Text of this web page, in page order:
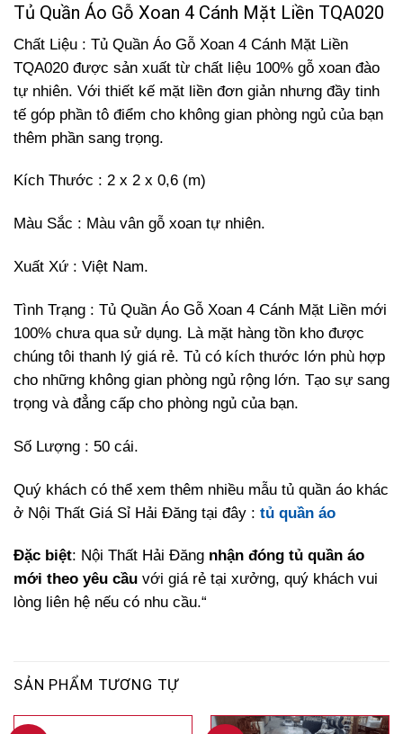
Tủ Quần Áo Gỗ Xoan 4 Cánh Mặt Liền TQA020
Chất Liệu : Tủ Quần Áo Gỗ Xoan 4 Cánh Mặt Liền
TQA020 được sản xuất từ chất liệu 100% gỗ xoan đào
tự nhiên. Với thiết kế mặt liền đơn giản nhưng đầy tinh
tế góp phần tô điểm cho không gian phòng ngủ của bạn
thêm phần sang trọng.
Kích Thước : 2 x 2 x 0,6 (m)
Màu Sắc : Màu vân gỗ xoan tự nhiên.
Xuất Xứ : Việt Nam.
Tình Trạng : Tủ Quần Áo Gỗ Xoan 4 Cánh Mặt Liền mới
100% chưa qua sử dụng. Là mặt hàng tồn kho được
chúng tôi thanh lý giá rẻ. Tủ có kích thước lớn phù hợp
cho những không gian phòng ngủ rộng lớn. Tạo sự sang
trọng và đẳng cấp cho phòng ngủ của bạn.
Số Lượng : 50 cái.
Quý khách có thể xem thêm nhiều mẫu tủ quần áo khác
ở Nội Thất Giá Sỉ Hải Đăng tại đây : tủ quần áo
Đặc biệt: Nội Thất Hải Đăng nhận đóng tủ quần áo
mới theo yêu cầu với giá rẻ tại xưởng, quý khách vui
lòng liên hệ nếu có nhu cầu.“
SẢN PHẨM TƯƠNG TỰ